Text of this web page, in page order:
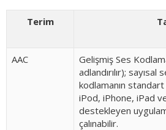
Terim
AAC
Gelişmiş Ses
adlandırılır); sayısal
kodlamanın standart
iPod, iPhone, iPad
destekleyen
çalınabilir.